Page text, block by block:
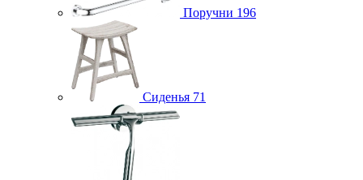
Поручни 196
Сиденья 71